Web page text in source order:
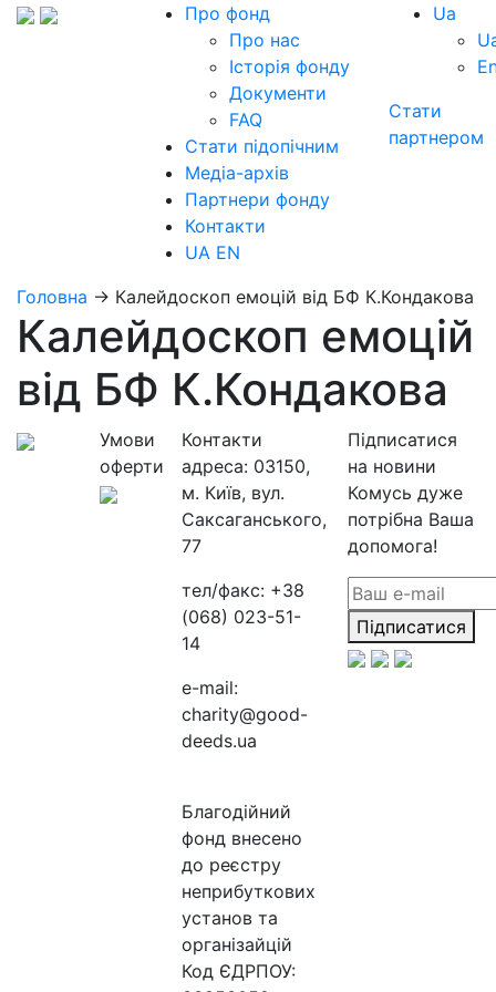
Про фонд
Про нас
Історія фонду
Документи
FAQ
Стати підопічним
Медіа-архів
Партнери фонду
Контакти
UA EN
Ua
Стати
партнером
Головна → Калейдоскоп емоцій від БФ К.Кондакова
Калейдоскоп емоцій
від БФ К.Кондакова
Умови
оферти
Контакти
адреса: 03150,
м. Київ, вул.
Саксаганського,
77
тел/факс: +38
(068) 023-51-
14
e-mail:
charity@good-
deeds.ua
Благодійний
фонд внесено
до реєстру
неприбуткових
установ та
організайцій
Код ЄДРПОУ:
Підписатися
на новини
Комусь дуже
потрібна Ваша
допомога!
Підписатися